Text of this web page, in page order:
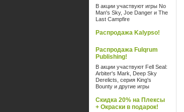
В акции участвуют игры No
Man's Sky, Joe Danger и The
Last Campfire
Распродажа Kalypso!
Распродажа Fulqrum
Publishing!
В акции участвуют Fell Seal:
Arbiter's Mark, Deep Sky
Derelicts, серия King's
Bounty и другие игры
Скидка 20% на Плексы
+ Окраски в подарок!